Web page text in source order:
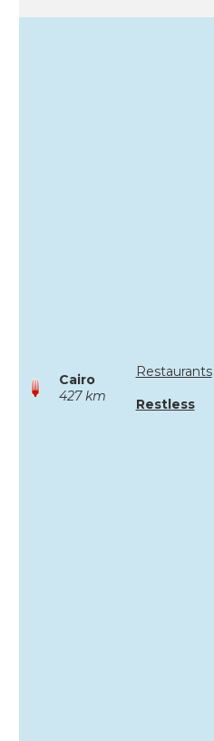
Cairo
427 km
Restaurants
Restless